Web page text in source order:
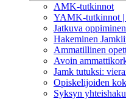
AMK-tutkinnot
YAMK-tutkinnot |
Jatkuva oppiminen
Hakeminen
Ammatillinen
Avoin
Jamk tutuksi:
Opiskelijoiden
Syksyn yhteishaku